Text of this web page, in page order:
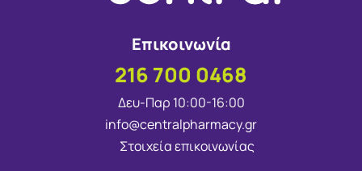
Επικοινωνία
216 700 0468
Δευ-Παρ 10:00-16:00
info@centralpharmacy.gr
Στοιχεία επικοινωνίας